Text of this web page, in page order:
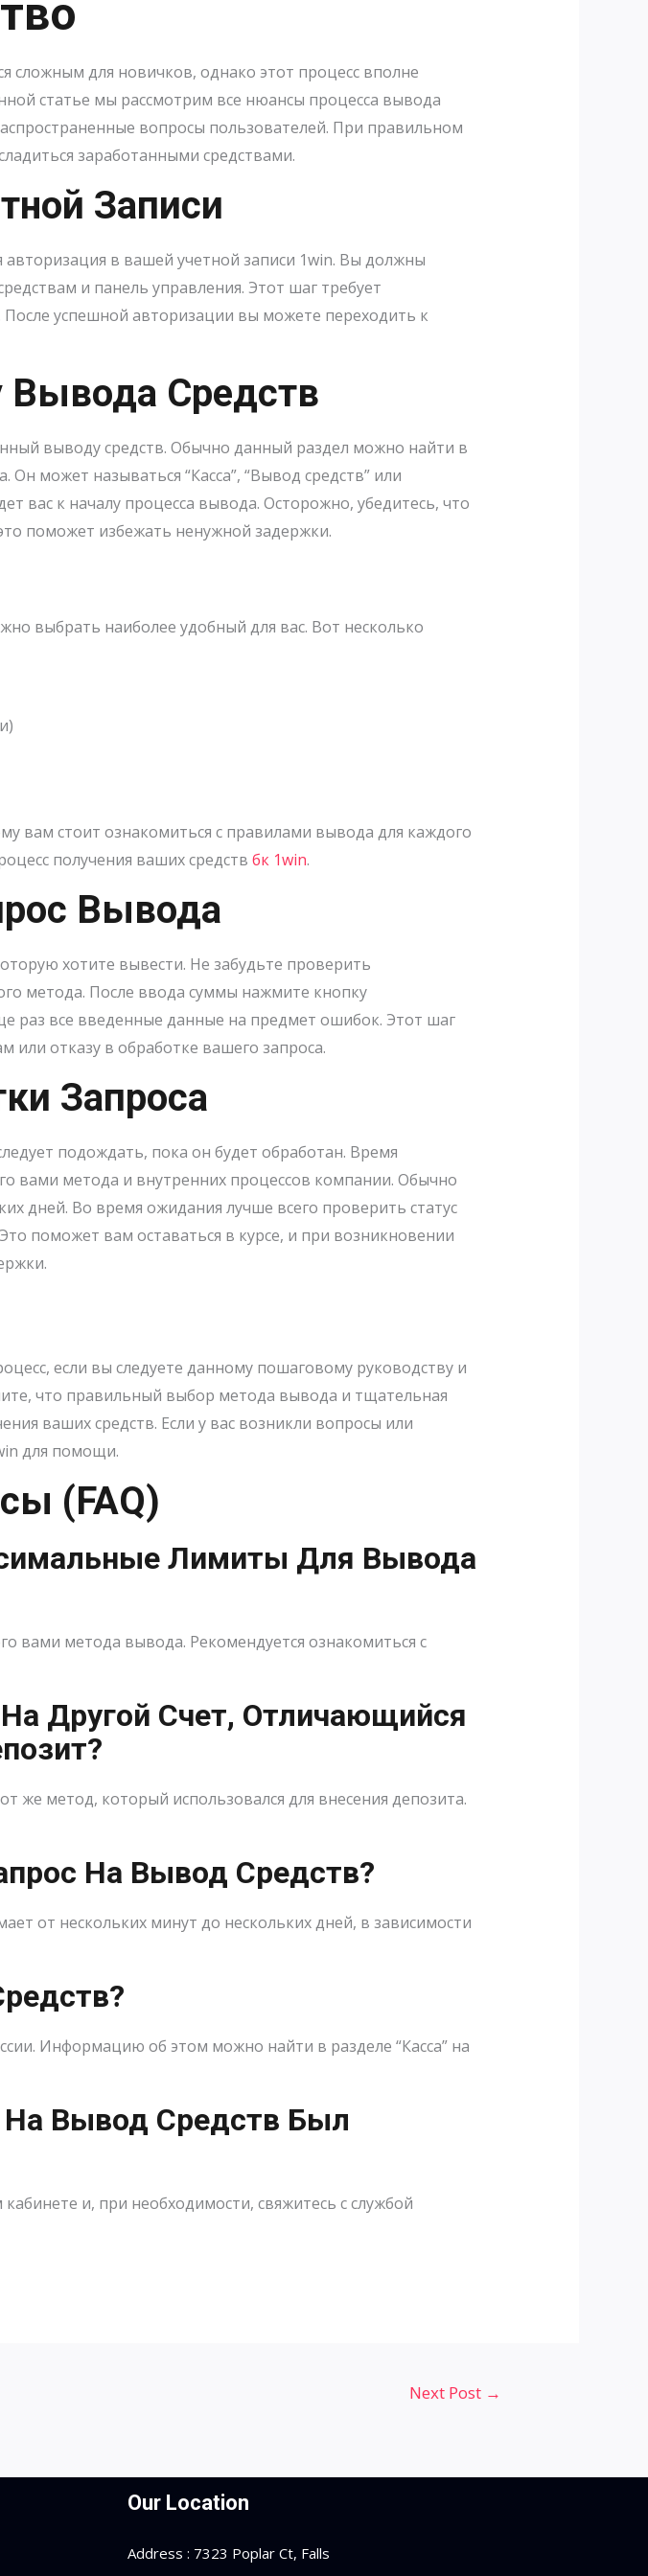
сложным для новичков, однако этот процесс вполне
статье мы рассмотрим все нюансы процесса вывода
вопросы пользователей. При правильном
заработанными средствами.
Записи
в вашей учетной записи 1win. Вы должны
и панель управления. Этот шаг требует
успешной авторизации вы можете переходить к
Вывода Средств
выводу средств. Обычно данный раздел можно найти в
может называться “Касса”, “Вывод средств” или
вас к началу процесса вывода. Осторожно, убедитесь, что
поможет избежать ненужной задержки.
выбрать наиболее удобный для вас. Вот несколько
вам стоит ознакомиться с правилами вывода для каждого
получения ваших средств бк 1win.
Вывода
хотите вывести. Не забудьте проверить
метода. После ввода суммы нажмите кнопку
раз все введенные данные на предмет ошибок. Этот шаг
или отказу в обработке вашего запроса.
Запроса
подождать, пока он будет обработан. Время
вами метода и внутренних процессов компании. Обычно
дней. Во время ожидания лучше всего проверить статус
поможет вам оставаться в курсе, и при возникновении
если вы следуете данному пошаговому руководству и
что правильный выбор метода вывода и тщательная
ваших средств. Если у вас возникли вопросы или
для помощи.
(FAQ)
Лимиты Для Вывода
вами метода вывода. Рекомендуется ознакомиться с
Другой Счет, Отличающийся
же метод, который использовался для внесения депозита.
На Вывод Средств?
от нескольких минут до нескольких дней, в зависимости
Информацию об этом можно найти в разделе “Касса” на
На Вывод Средств Был
и, при необходимости, свяжитесь с службой
Next Post →
Our Location
Address : 7323 Poplar Ct, Falls